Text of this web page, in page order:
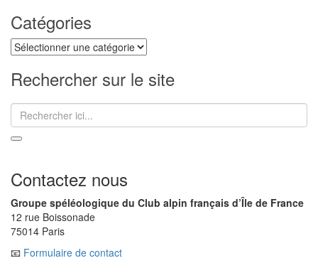
Catégories
Catégories
Rechercher sur le site
Recherche
pour
:
Contactez nous
Groupe spéléologique du Club alpin français d’Île de France
12 rue Boissonade
75014 Paris
📧 Formulaire de contact